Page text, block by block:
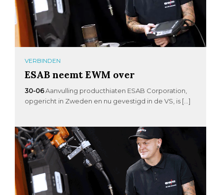
VERBINDEN
ESAB neemt EWM over
30-06Aanvulling producthiaten ESAB Corporation,
opgericht in Zweden en nu gevestigd in de VS, is […]